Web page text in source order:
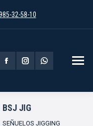
32-58-10
Facebook
opens
in
Instagram
opens
in
Whatsapp
in
BSJ JIG
SEÑUELOS JIGGING